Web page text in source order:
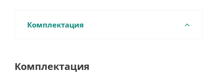
Комплектация
Комплектация